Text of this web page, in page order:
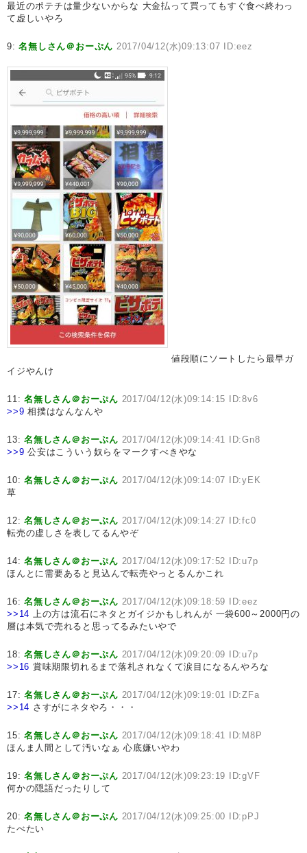
最近のポテチは量少ないからな 大金払って買ってもすぐ食べ終わっ
て虚しいやろ
9:名無しさん＠おーぷん 2017/04/12(水)09:13:07 ID:eez
値段順にソートしたら最早ガ
イジやんけ
11:名無しさん＠おーぷん 2017/04/12(水)09:14:15 ID:8v6
>>9 相撲はなんなんや
13:名無しさん＠おーぷん 2017/04/12(水)09:14:41 ID:Gn8
>>9 公安はこういう奴らをマークすべきやな
10:名無しさん＠おーぷん 2017/04/12(水)09:14:07 ID:yEK
草
12:名無しさん＠おーぷん 2017/04/12(水)09:14:27 ID:fc0
転売の虚しさを表してるんやぞ
14:名無しさん＠おーぷん 2017/04/12(水)09:17:52 ID:u7p
ほんとに需要あると見込んで転売やっとるんかこれ
16:名無しさん＠おーぷん 2017/04/12(水)09:18:59 ID:eez
>>14 上の方は流石にネタとガイジかもしれんが 一袋600～2000円の
層は本気で売れると思ってるみたいやで
18:名無しさん＠おーぷん 2017/04/12(水)09:20:09 ID:u7p
>>16 賞味期限切れるまで落札されなくて涙目になるんやろな
17:名無しさん＠おーぷん 2017/04/12(水)09:19:01 ID:ZFa
>>14 さすがにネタやろ・・・
15:名無しさん＠おーぷん 2017/04/12(水)09:18:41 ID:M8P
ほんま人間として汚いなぁ 心底嫌いやわ
19:名無しさん＠おーぷん 2017/04/12(水)09:23:19 ID:gVF
何かの隠語だったりして
20:名無しさん＠おーぷん 2017/04/12(水)09:25:00 ID:pPJ
たべたい